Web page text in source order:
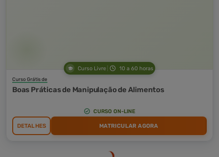
Curso Livre 10 a 60 horas
Curso Grátis de
Boas Práticas de Manipulação de Alimentos
CURSO ON-LINE
DETALHES MATRICULAR AGORA